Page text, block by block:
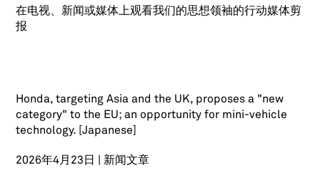
在电视、新闻或媒体上观看我们的思想领袖的行动媒体剪
报
Honda, targeting Asia and the UK, proposes a "new
category" to the EU; an opportunity for mini-vehicle
technology. [Japanese]
2026年4月23日 | 新闻文章